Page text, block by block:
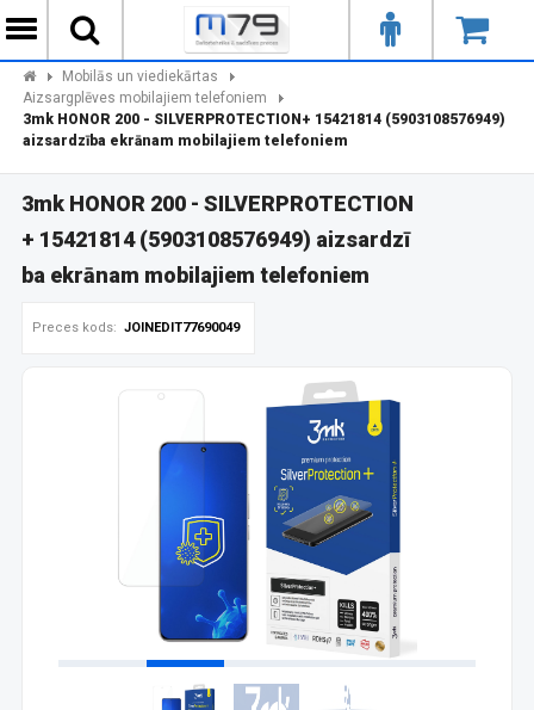
Mobilās un viediekārtas
Aizsargplēves mobilajiem telefoniem
3mk HONOR 200 - SILVERPROTECTION+ 15421814 (5903108576949)
aizsardzība ekrānam mobilajiem telefoniem
3mk HONOR 200 - SILVERPROTECTION
+ 15421814 (5903108576949) aizsardzī
ba ekrānam mobilajiem telefoniem
Preces kods: JOINEDIT77690049